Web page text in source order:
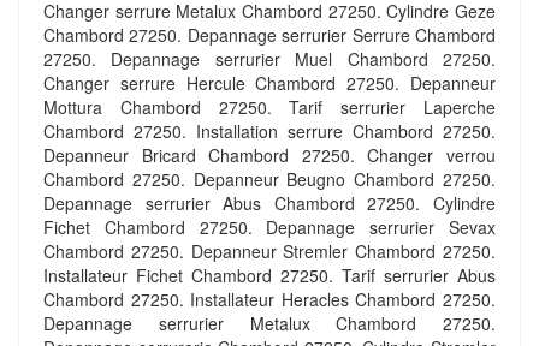
Changer serrure Metalux Chambord 27250. Cylindre Geze
Chambord 27250. Depannage serrurier Serrure Chambord
27250. Depannage serrurier Muel Chambord 27250.
Changer serrure Hercule Chambord 27250. Depanneur
Mottura Chambord 27250. Tarif serrurier Laperche
Chambord 27250. Installation serrure Chambord 27250.
Depanneur Bricard Chambord 27250. Changer verrou
Chambord 27250. Depanneur Beugno Chambord 27250.
Depannage serrurier Abus Chambord 27250. Cylindre
Fichet Chambord 27250. Depannage serrurier Sevax
Chambord 27250. Depanneur Stremler Chambord 27250.
Installateur Fichet Chambord 27250. Tarif serrurier Abus
Chambord 27250. Installateur Heracles Chambord 27250.
Depannage serrurier Metalux Chambord 27250.